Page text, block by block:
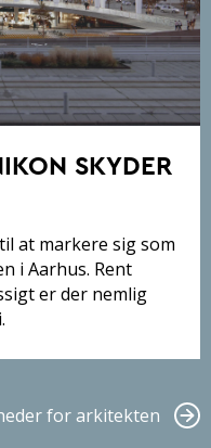
SKYDER
at markere sig som
i Aarhus. Rent
er der nemlig
for arkitekten